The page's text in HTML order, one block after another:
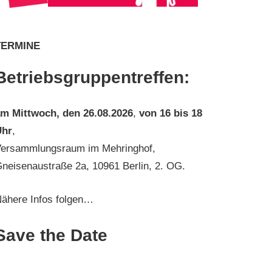
Mittwoch, den 26.08.2026, von 16 bis 18
,
im Mehringhof,
2a, 10961 Berlin, 2. OG.
Infos folgen…
the Date